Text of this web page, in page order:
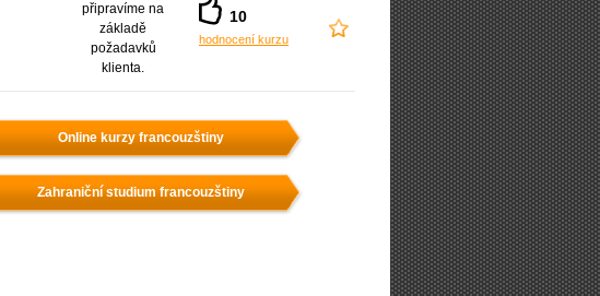
připravíme na
základě
požadavků
klienta.
10
hodnocení kurzu
Online kurzy francouzštiny
Zahraniční studium francouzštiny